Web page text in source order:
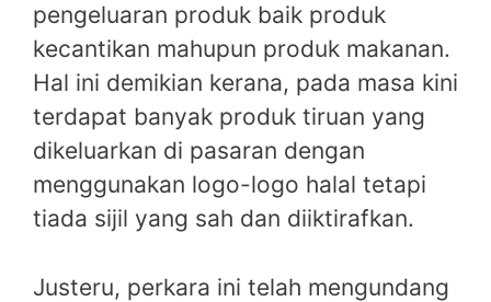
pengeluaran produk baik produk
kecantikan mahupun produk makanan.
Hal ini demikian kerana, pada masa kini
terdapat banyak produk tiruan yang
dikeluarkan di pasaran dengan
menggunakan logo-logo halal tetapi
tiada sijil yang sah dan diiktirafkan.
Justeru, perkara ini telah mengundang